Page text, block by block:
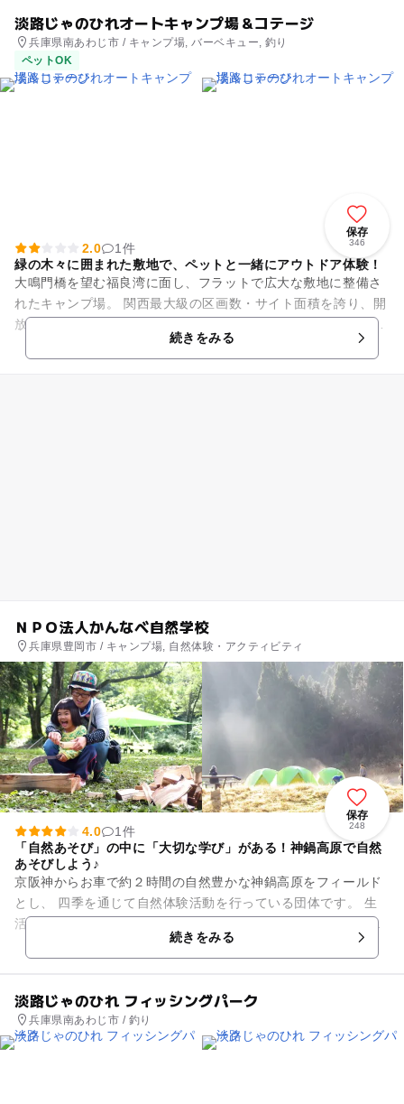
淡路じゃのひれオートキャンプ場＆コテージ
兵庫県南あわじ市 / キャンプ場, バーベキュー, 釣り
ペットOK
保存
346
2.0
1件
緑の木々に囲まれた敷地で、ペットと一緒にアウトドア体験！
大鳴門橋を望む福良湾に面し、フラットで広大な敷地に整備さ
れたキャンプ場。 関西最大級の区画数・サイト面積を誇り、開
放感に満ち溢れています。またコテージも36棟あり、小さなお
続きをみる
ＮＰＯ法人かんなべ自然学校
兵庫県豊岡市 / キャンプ場, 自然体験・アクティビティ
保存
248
4.0
1件
「自然あそび」の中に「大切な学び」がある！神鍋高原で自然
あそびしよう♪
京阪神からお車で約２時間の自然豊かな神鍋高原をフィールド
とし、 四季を通じて自然体験活動を行っている団体です。 生
活環境や遊び方が変わり自然で遊ぶ機会が減ってしまった今、
続きをみる
淡路じゃのひれ フィッシングパーク
兵庫県南あわじ市 / 釣り